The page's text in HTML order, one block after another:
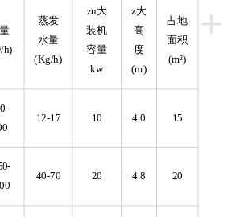
+
h)
蒸发
水量
(Kg/h)
zu大
装机
容量
kw
z大
高
度
(m)
占地
面积
(m²)
12-17 10 4.0 15
40-70 20 4.8 20